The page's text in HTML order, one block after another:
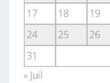
17
18 19
24
25 26
31
« Juil